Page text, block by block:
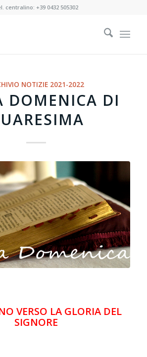
centralino:+39 0432 505302
NOTIZIE 2021-2022
DOMENICA DI
VERSO LA GLORIA DEL
SIGNORE